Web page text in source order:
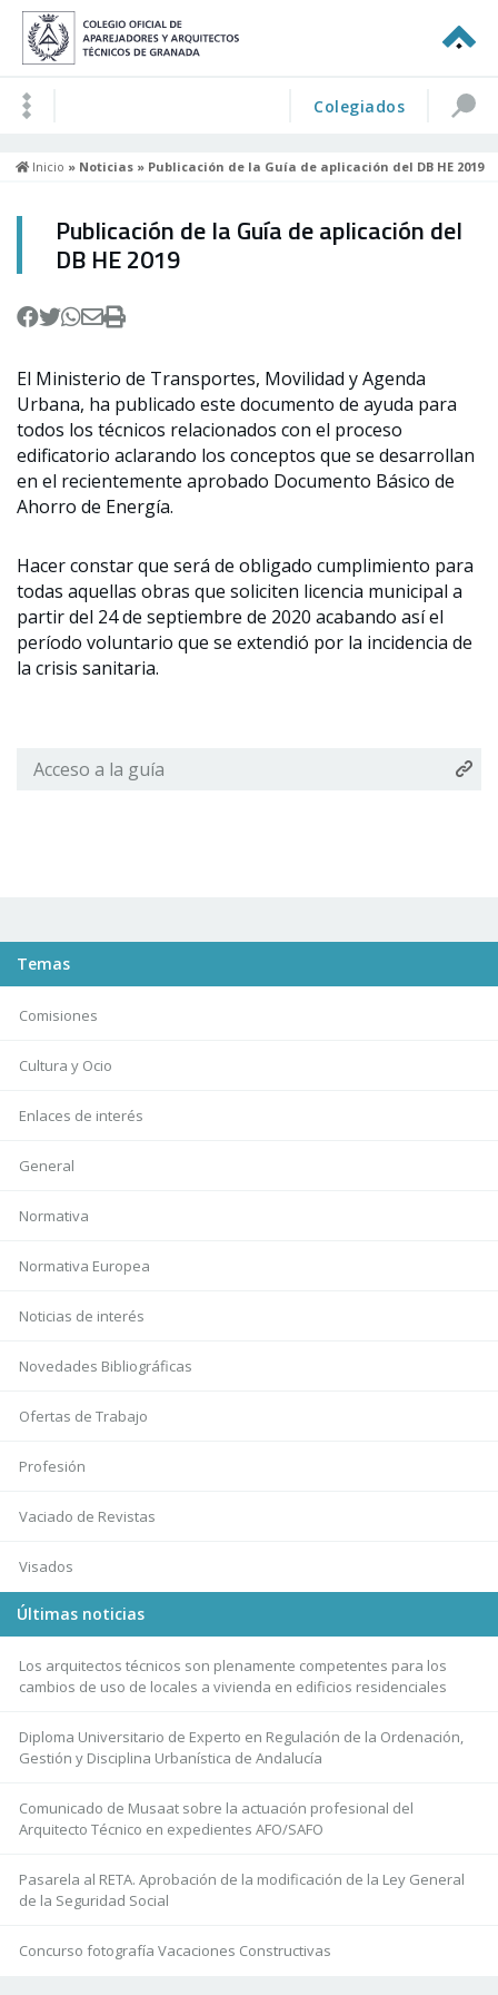
Colegiados
Inicio » Noticias» Publicación de la Guía de aplicación del DB HE 2019
Publicación de la Guía de aplicación del
DB HE 2019
El Ministerio de Transportes, Movilidad y Agenda
Urbana, ha publicado este documento de ayuda para
todos los técnicos relacionados con el proceso
edificatorio aclarando los conceptos que se desarrollan
en el recientemente aprobado Documento Básico de
Ahorro de Energía.
Hacer constar que será de obligado cumplimiento para
todas aquellas obras que soliciten licencia municipal a
partir del 24 de septiembre de 2020 acabando así el
período voluntario que se extendió por la incidencia de
la crisis sanitaria.
Acceso a la guía
Temas
Comisiones
Cultura y Ocio
Enlaces de interés
General
Normativa
Normativa Europea
Noticias de interés
Novedades Bibliográficas
Ofertas de Trabajo
Profesión
Vaciado de Revistas
Visados
Últimas noticias
Los arquitectos técnicos son plenamente competentes para los
cambios de uso de locales a vivienda en edificios residenciales
Diploma Universitario de Experto en Regulación de la Ordenación,
Gestión y Disciplina Urbanística de Andalucía
Comunicado de Musaat sobre la actuación profesional del
Arquitecto Técnico en expedientes AFO/SAFO
Pasarela al RETA. Aprobación de la modificación de la Ley General
de la Seguridad Social
Concurso fotografía Vacaciones Constructivas